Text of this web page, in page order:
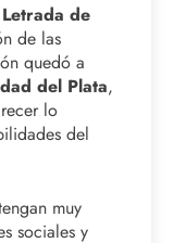
de
de las
quedó a
del Plata,
lo
del
muy
sociales y